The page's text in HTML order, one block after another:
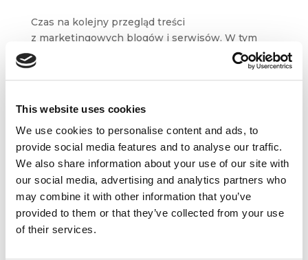
This website uses cookies
We use cookies to personalise content and ads, to
provide social media features and to analyse our traffic.
We also share information about your use of our site with
our social media, advertising and analytics partners who
may combine it with other information that you’ve
provided to them or that they’ve collected from your use
of their services.
Czas na kolejny przegląd treści
z marketingowych blogów i serwisów. W tym
tygodniu wybraliśmy dla Was materiały
m.in. z Businesses Grow, Content Marketing
Dane kontaktowe
questus